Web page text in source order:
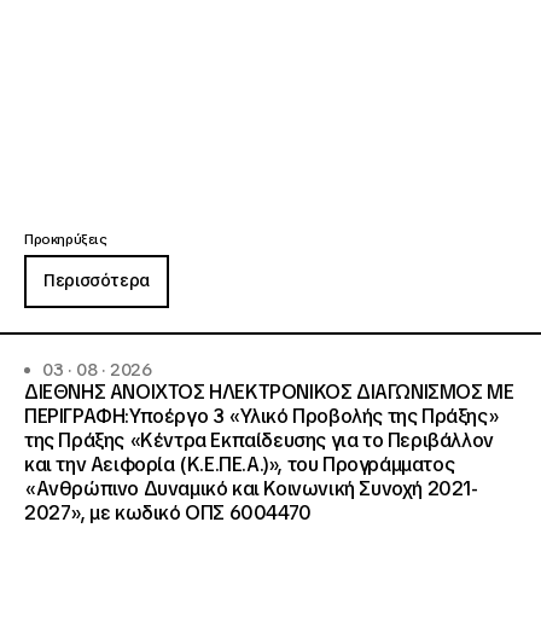
Προκηρύξεις
Περισσότερα
03 · 08 · 2026
ΔΙΕΘΝΗΣ ΑΝΟΙΧΤΟΣ ΗΛΕΚΤΡΟΝΙΚΟΣ ΔΙΑΓΩΝΙΣΜΟΣ ΜΕ
ΠΕΡΙΓΡΑΦΗ:Υποέργο 3 «Υλικό Προβολής της Πράξης»
της Πράξης «Κέντρα Εκπαίδευσης για το Περιβάλλον
και την Αειφορία (Κ.Ε.ΠΕ.Α.)», του Προγράμματος
«Ανθρώπινο Δυναμικό και Κοινωνική Συνοχή 2021-
2027», με κωδικό ΟΠΣ 6004470